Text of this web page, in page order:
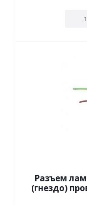
Разъем
(гнездо)